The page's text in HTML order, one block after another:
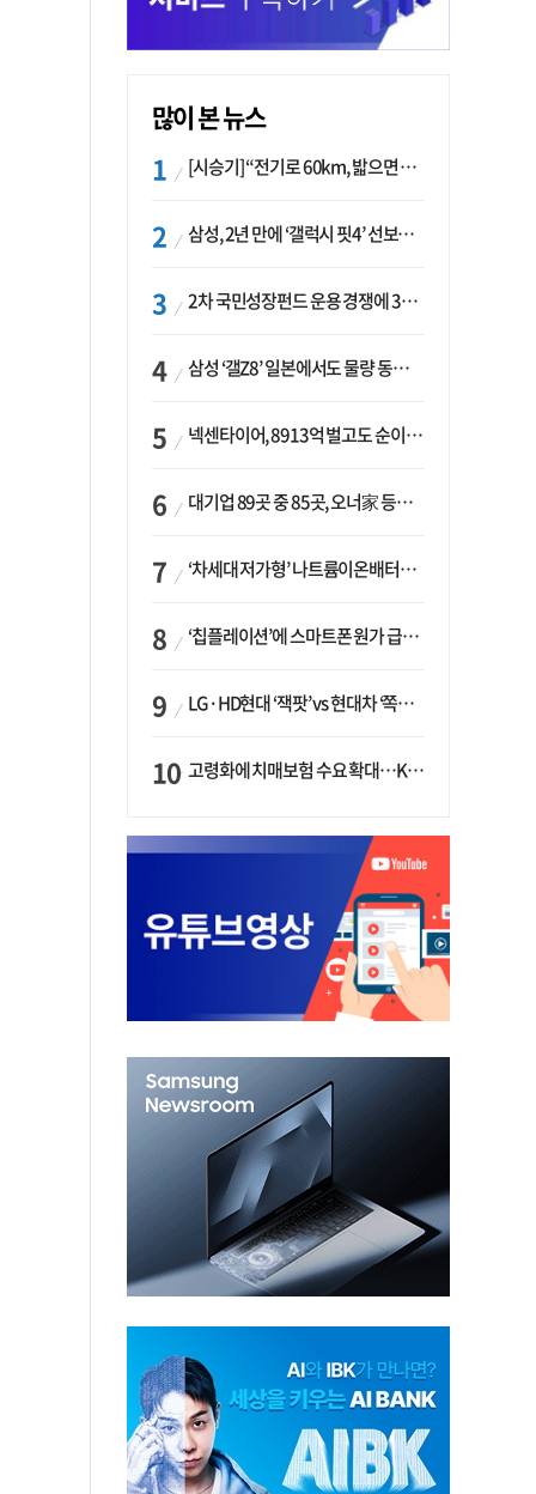
많이 본 뉴스
[시승기] “전기로 60km, 밟으면 462마력”…볼보 XC60 T8의 두 얼굴
삼성, 2년 만에 ‘갤럭시 핏4’ 선보이나…웨어러블 생태계 확장 ‘시동’
2차 국민성장펀드 운용 경쟁에 33개사 몰렸다…신한·하나 등 새 얼굴 대거 합류
삼성 ‘갤Z8’ 일본에서도 물량 동났다…애플 참전 앞두고 선두 수성 ‘시험대’
넥센타이어, 8913억 벌고도 순이익 2억…유럽 세부담에 이익 증발
대기업 89곳 중 85곳, 오너家 등기임원 겸직…BS 46곳·SM 45곳 ‘족벌경영’ 고착화
‘차세대 저가형’ 나트륨이온배터리 시대 오나…LG화학·에코프로, 상용화 속도낸다
‘칩플레이션’에 스마트폰 원가 급등…삼성전자, ‘엑시노스’ 채택 확대하나
LG·HD현대 ‘잭팟’ vs 현대차 ‘쪽박’…글로벌 사모펀드, 韓 대기업 투자 ‘희비’
고령화에 치매보험 수요 확대…KB손보·삼성화재가 ‘시장 주도’